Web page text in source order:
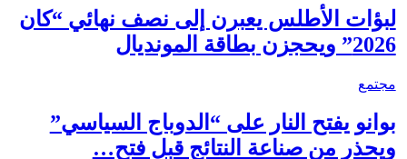
لبؤات الأطلس يعبرن إلى نصف نهائي “كان
2026” ويحجزن بطاقة المونديال
مجتمع
بوانو يفتح النار على “الدوباج السياسي”
ويحذر من صناعة النتائج قبل فتح…